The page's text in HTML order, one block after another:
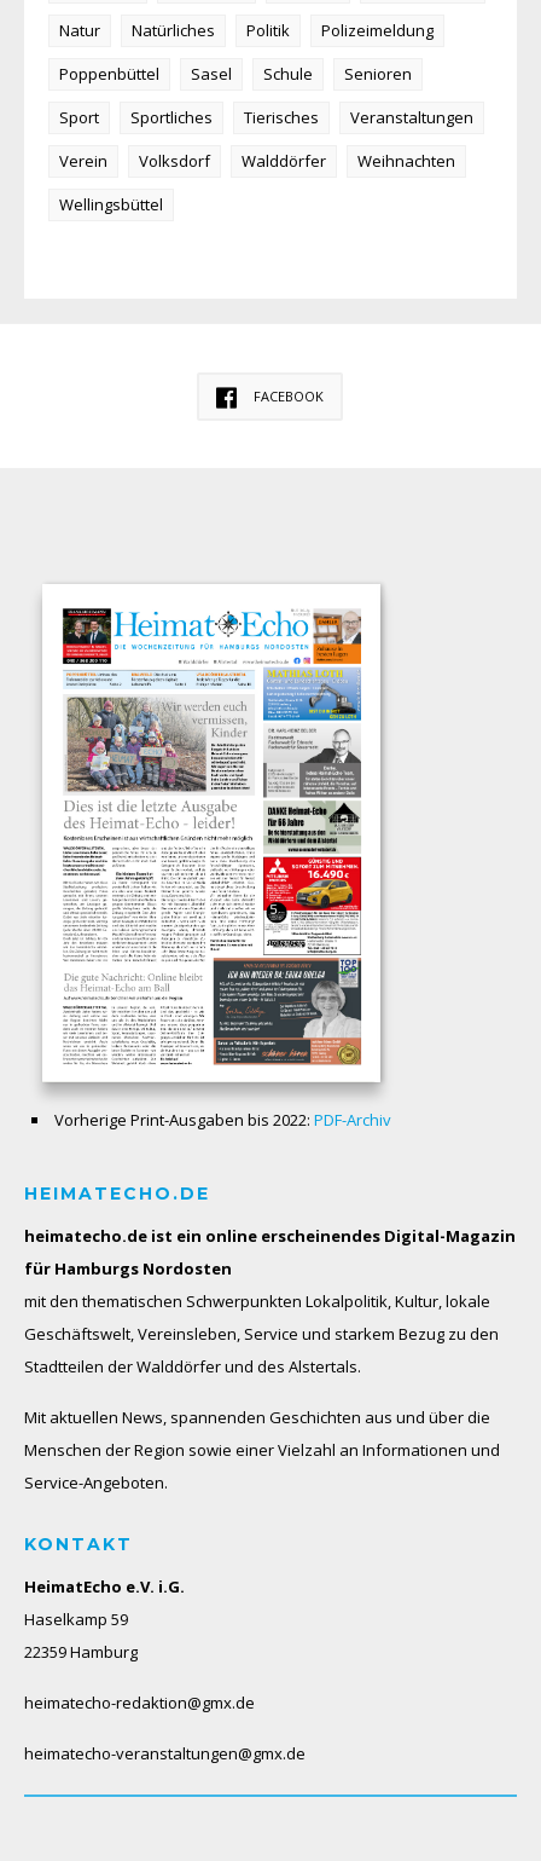
Natur
Natürliches Politik
Polizeimeldung
Poppenbüttel
Sasel Schule
Senioren
Sport
Sportliches Tierisches
Veranstaltungen
Verein
Volksdorf Walddörfer
Weihnachten
Wellingsbüttel
FACEBOOK
Vorherige Print-Ausgaben bis 2022: PDF-Archiv
HEIMATECHO.DE
heimatecho.de ist ein online erscheinendes Digital-Magazin
für Hamburgs Nordosten
mit den thematischen Schwerpunkten Lokalpolitik, Kultur, lokale
Geschäftswelt, Vereinsleben, Service und starkem Bezug zu den
Stadtteilen der Walddörfer und des Alstertals.
Mit aktuellen News, spannenden Geschichten aus und über die
Menschen der Region sowie einer Vielzahl an Informationen und
Service-Angeboten.
KONTAKT
HeimatEcho e.V. i.G.
Haselkamp 59
22359 Hamburg
heimatecho-redaktion@gmx.de
heimatecho-veranstaltungen@gmx.de